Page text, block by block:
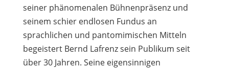
seiner phänomenalen Bühnenpräsenz und
seinem schier endlosen Fundus an
sprachlichen und pantomimischen Mitteln
begeistert Bernd Lafrenz sein Publikum seit
über 30 Jahren. Seine eigensinnigen